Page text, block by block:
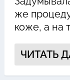
же
коже, а на
ЧИТАТЬ